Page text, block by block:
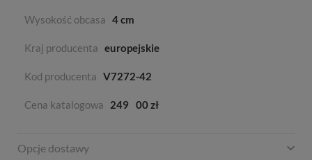
Wysokość obcasa 4 cm
Kraj producenta europejskie
Kod producenta V7272-42
Cena katalogowa 249 00 zł
Opcje dostawy